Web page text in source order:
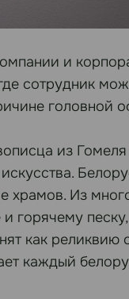
и
сотрудник
головной
из
Из
горячему
как
каждый